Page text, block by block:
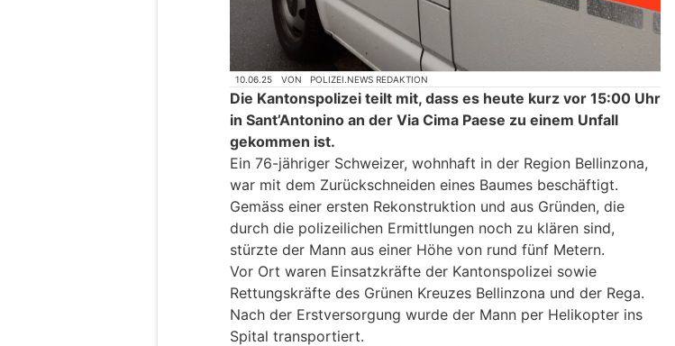
10.06.25 VON POLIZEI.NEWS REDAKTION
Die Kantonspolizei teilt mit, dass es heute kurz vor 15:00 Uhr
in Sant’Antonino an der Via Cima Paese zu einem Unfall
gekommen ist.
Ein 76-jähriger Schweizer, wohnhaft in der Region Bellinzona,
war mit dem Zurückschneiden eines Baumes beschäftigt.
Gemäss einer ersten Rekonstruktion und aus Gründen, die
durch die polizeilichen Ermittlungen noch zu klären sind,
stürzte der Mann aus einer Höhe von rund fünf Metern.
Vor Ort waren Einsatzkräfte der Kantonspolizei sowie
Rettungskräfte des Grünen Kreuzes Bellinzona und der Rega.
Nach der Erstversorgung wurde der Mann per Helikopter ins
Spital transportiert.